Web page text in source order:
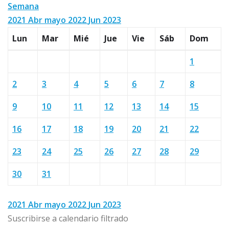
Semana
2021 Abr mayo 2022 Jun 2023
Lun
Mar Mié Jue Vie Sáb Dom
1
2
3 4 5 6 7
8
9
10 11 12 13 14
15
16
17 18 19 20 21
22
23
24 25 26 27 28
29
30
31
2021 Abr mayo 2022 Jun 2023
Suscribirse a calendario filtrado